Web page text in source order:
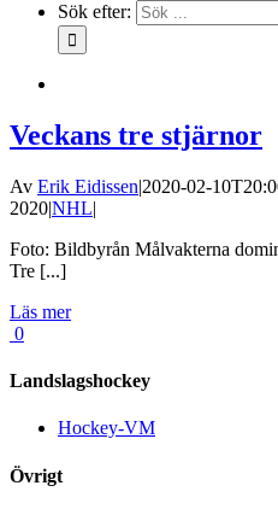
Sök efter:
Veckans tre stjärnor
Av Erik Eidissen|2020-02-
2020|NHL|
Foto: Bildbyrån Målvakterna
Tre [...]
Läs mer
0
Landslagshockey
Hockey-VM
Övrigt